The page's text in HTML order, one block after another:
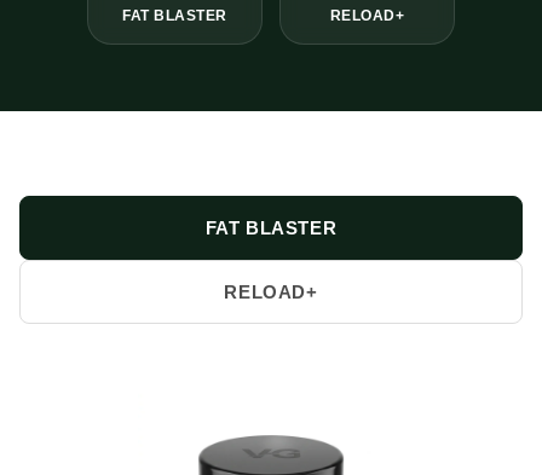
FAT BLASTER RELOAD+
FAT BLASTER
RELOAD+